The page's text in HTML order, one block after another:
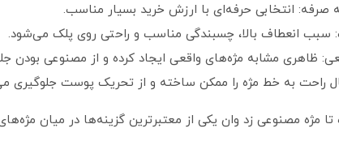
صرفه: انتخابی حرفه‌ای با ارزش خرید بسیار مناسب.
انعطاف بالا، چسبندگی مناسب و راحتی روی پلک می‌شود.
ظاهری مشابه مژه‌های واقعی ایجاد کرده و از مصنوعی بودن
راحت به خط مژه را ممکن ساخته و از تحریک پوست جلوگیری
مژه مصنوعی زد وان یکی از معتبرترین گزینه‌ها در میان